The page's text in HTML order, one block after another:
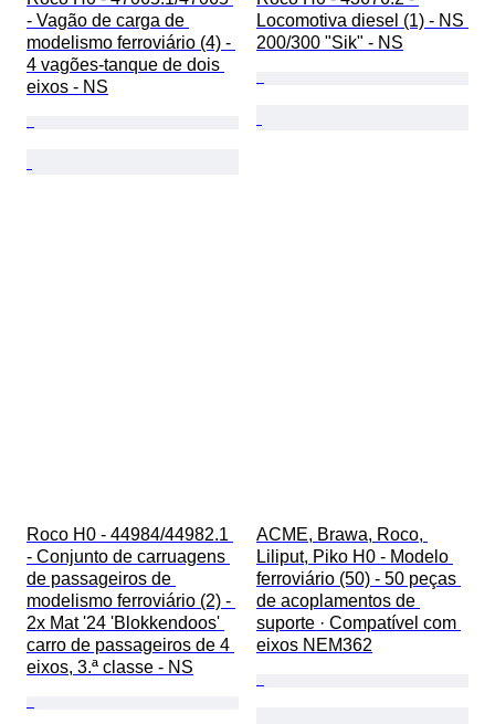
- Vagão de carga de
modelismo ferroviário (4) -
4 vagões-tanque de dois
eixos - NS
Locomotiva diesel (1) - NS
200/300 "Sik" - NS
Roco H0 - 44984/44982.1
- Conjunto de carruagens
de passageiros de
modelismo ferroviário (2) -
2x Mat '24 'Blokkendoos'
carro de passageiros de 4
eixos, 3.ª classe - NS
ACME, Brawa, Roco,
Liliput, Piko H0 - Modelo
ferroviário (50) - 50 peças
de acoplamentos de
suporte · Compatível com
eixos NEM362